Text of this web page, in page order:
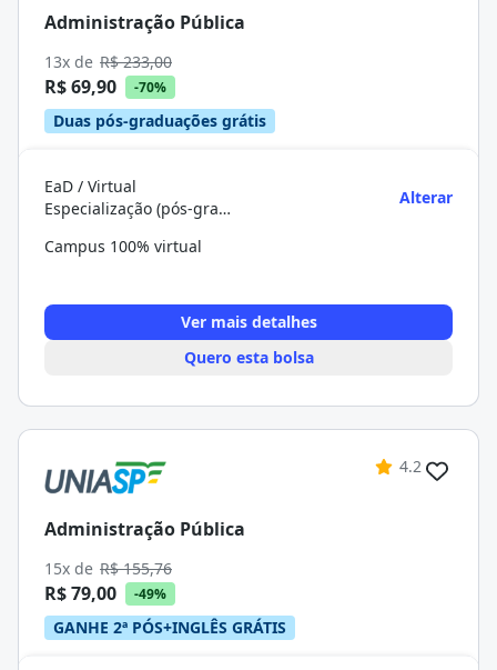
Administração Pública
13x de R$ 233,00
R$ 69,90 -70%
Duas pós-graduações grátis
EaD / Virtual
Especialização (pós-graduação)
Alterar
Campus 100% virtual
Ver mais detalhes
Quero esta bolsa
4.2
Administração Pública
15x de R$ 155,76
R$ 79,00 -49%
GANHE 2ª PÓS+INGLÊS GRÁTIS